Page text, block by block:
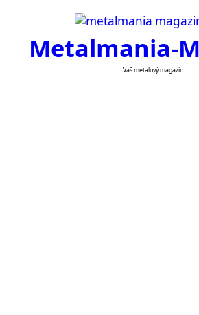
contentMetalmania-
Váš metalový magazín.